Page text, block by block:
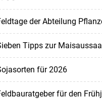
der Abteilung
Tipps zur
für 2026
für den